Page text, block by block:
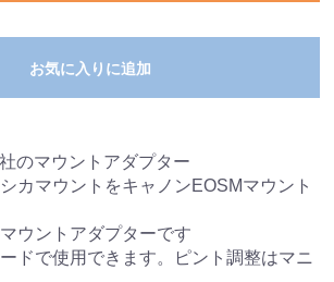
お気に入りに追加
のマウントアダプター
カマウントをキャノンEOSMマウント
ウントアダプターです
ドで使用できます。ピント調整はマニ